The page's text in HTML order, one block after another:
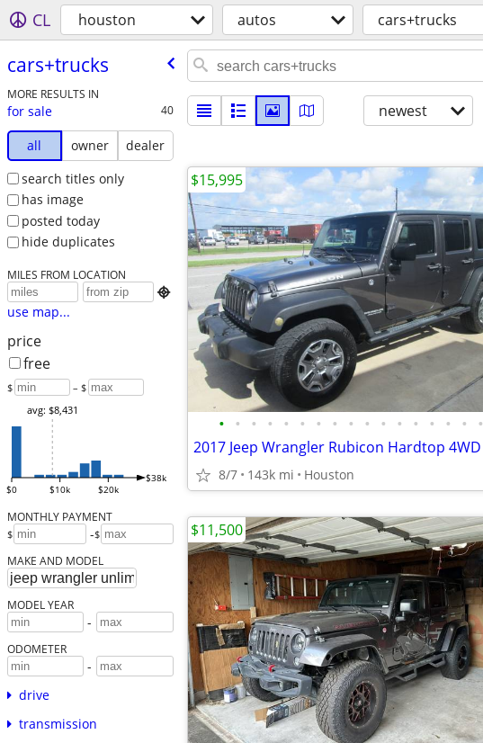
CL houston autos cars+trucks
cars+trucks
MORE RESULTS IN
for sale 40
all owner
dealer
search titles only
has image
posted today
hide duplicates
MILES FROM LOCATION

use map...
price
free
$ – $
$0 $10k $20k
$38k
avg: $8,431
MONTHLY PAYMENT
$ -$
MAKE AND MODEL
MODEL YEAR
-
ODOMETER
-
drive
transmission
newest
• • • • • • • • • • • • • • • • •
2017 Jeep Wrangler Rubicon Hardtop 4WD
8/7 143k mi Houston
$15,995
$11,500